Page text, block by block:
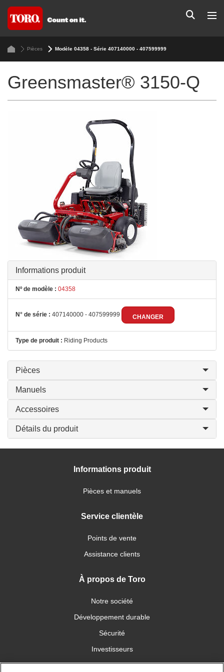
Pièces Modèle 04358 - Série 407140000 - 407599999
Greensmaster® 3150-Q
Informations produit
Nº de modèle : 04358
N° de série : 407140000 - 407599999 CHANGER
Type de produit : Riding Products
Pièces
Manuels
Accessoires
Détails du produit
Informations produit
Pièces et manuels
Service clientèle
Points de vente
Assistance clients
À propos de Toro
Notre société
Développement durable
Sécurité
Investisseurs
Carrières